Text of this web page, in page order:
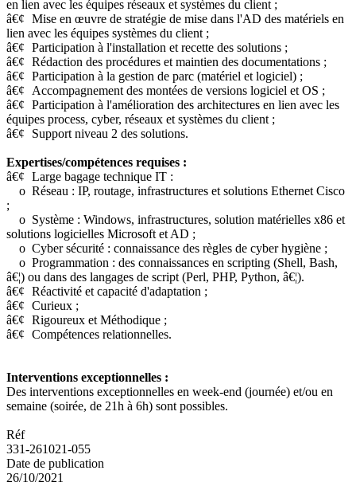
en lien avec les équipes réseaux et systèmes du client ;
â€¢ Mise en œuvre de stratégie de mise dans l'AD des matériels en
lien avec les équipes systèmes du client ;
â€¢ Participation à l'installation et recette des solutions ;
â€¢ Rédaction des procédures et maintien des documentations ;
â€¢ Participation à la gestion de parc (matériel et logiciel) ;
â€¢
Accompagnement des montées de versions logiciel et OS ;
â€¢ Participation à l'amélioration des architectures en lien avec les
équipes process, cyber, réseaux et systèmes du client ;
â€¢
Support niveau 2 des solutions.
Expertises/compétences requises :
â€¢ Large bagage technique IT :
o Réseau : IP, routage, infrastructures et solutions Ethernet Cisco
;
o Système : Windows, infrastructures, solution matérielles x86 et
solutions logicielles Microsoft et AD ;
o Cyber sécurité : connaissance des règles de cyber hygiène ;
o Programmation : des connaissances en scripting (Shell, Bash,
â€¦) ou dans des langages de script (Perl, PHP, Python, â€¦).
â€¢ Réactivité et capacité d'adaptation ;
â€¢ Curieux ;
â€¢ Rigoureux et Méthodique ;
â€¢ Compétences relationnelles.
Interventions exceptionnelles :
Des interventions exceptionnelles en week-end (journée) et/ou en
semaine (soirée, de 21h à 6h) sont possibles.
Réf
331-261021-055
Date de publication
26/10/2021